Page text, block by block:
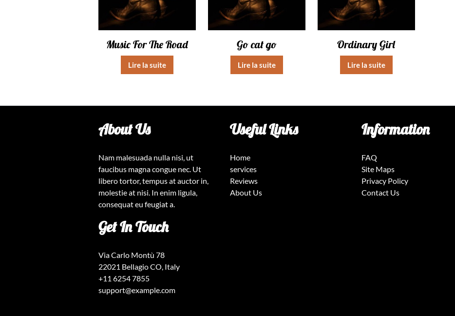
Music For The Road
Lire la suite
Go cat go
Lire la suite
Ordinary Girl
Lire la suite
About Us
Nam malesuada nulla nisi, ut
faucibus magna congue nec. Ut
libero tortor, tempus at auctor in,
molestie at nisi. In enim ligula,
consequat eu feugiat a.
Useful Links
Home
services
Reviews
About Us
Information
FAQ
Site Maps
Privacy Policy
Contact Us
Get In Touch
Via Carlo Montù 78
22021 Bellagio CO, Italy
+11 6254 7855
support@example.com